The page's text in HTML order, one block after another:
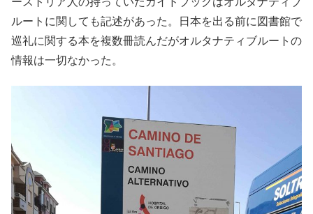
ルートに関しても記述があった。日本を出る前に図書館で
巡礼に関する本を複数冊読んだがオルタナティブルートの
情報は一切なかった。